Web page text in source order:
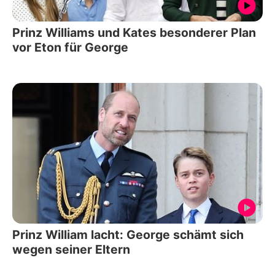
Prinz Williams und Kates besonderer Plan
vor Eton für George
Prinz William lacht: George schämt sich
wegen seiner Eltern